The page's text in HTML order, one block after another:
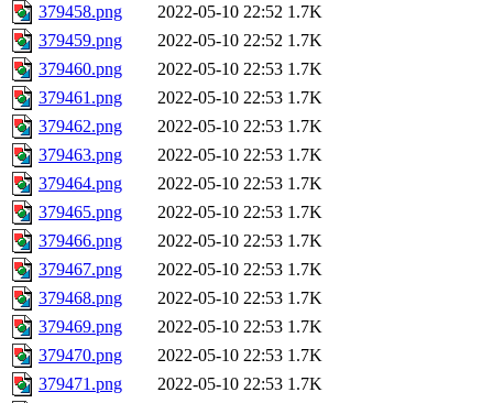
379458.png
2022-05-10 22:52 1.7K
379459.png
2022-05-10 22:52 1.7K
379460.png
2022-05-10 22:53 1.7K
379461.png
2022-05-10 22:53 1.7K
379462.png
2022-05-10 22:53 1.7K
379463.png
2022-05-10 22:53 1.7K
379464.png
2022-05-10 22:53 1.7K
379465.png
2022-05-10 22:53 1.7K
379466.png
2022-05-10 22:53 1.7K
379467.png
2022-05-10 22:53 1.7K
379468.png
2022-05-10 22:53 1.7K
379469.png
2022-05-10 22:53 1.7K
379470.png
2022-05-10 22:53 1.7K
379471.png
2022-05-10 22:53 1.7K